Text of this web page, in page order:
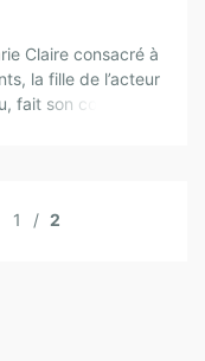
Claire consacré à
la fille de l’acteur
fait son coming-
1 2